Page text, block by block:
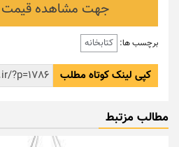
جهت مشاهده قیمت
برچسب ها: کتابخانه
کپی لینک کوتاه مطلب
مطالب مزتبط